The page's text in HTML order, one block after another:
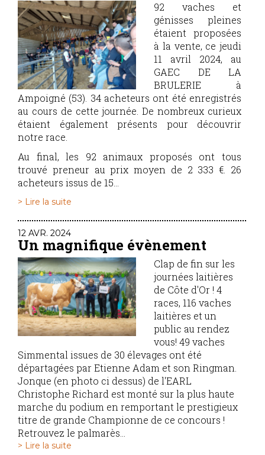
92 vaches et
génisses pleines
étaient proposées
à la vente, ce jeudi
11 avril 2024, au
GAEC DE LA
BRULERIE à
Ampoigné (53). 34 acheteurs ont été enregistrés
au cours de cette journée. De nombreux curieux
étaient également présents pour découvrir
notre race.
Au final, les 92 animaux proposés ont tous
trouvé preneur au prix moyen de 2 333 €. 26
acheteurs issus de 15...
> Lire la suite
12 AVR. 2024
Un magnifique évènement
Clap de fin sur les
journées laitières
de Côte d'Or ! 4
races, 116 vaches
laitières et un
public au rendez
vous! 49 vaches
Simmental issues de 30 élevages ont été
départagées par Etienne Adam et son Ringman.
Jonque (en photo ci dessus) de l'EARL
Christophe Richard est monté sur la plus haute
marche du podium en remportant le prestigieux
titre de grande Championne de ce concours !
Retrouvez le palmarès...
> Lire la suite